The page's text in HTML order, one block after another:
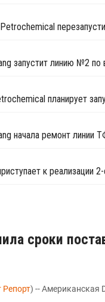
начала ремонт линии
сроки
Репорт) -- Американская